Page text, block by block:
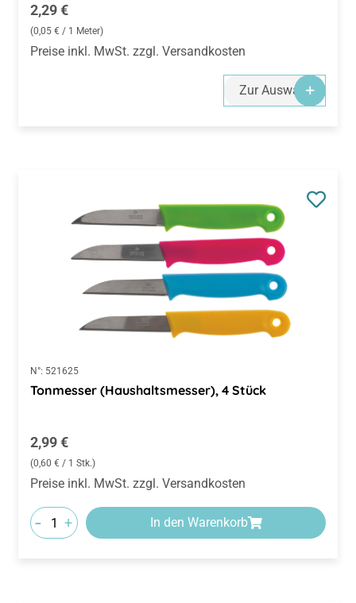
Regulärer Preis:
2,29 €
(0,05 € / 1 Meter)
Preise inkl. MwSt. zzgl. Versandkosten
Zur Auswahl
N°: 521625
Tonmesser (Haushaltsmesser), 4 Stück
Regulärer Preis:
2,99 €
(0,60 € / 1 Stk.)
Preise inkl. MwSt. zzgl. Versandkosten
- + In den Warenkorb